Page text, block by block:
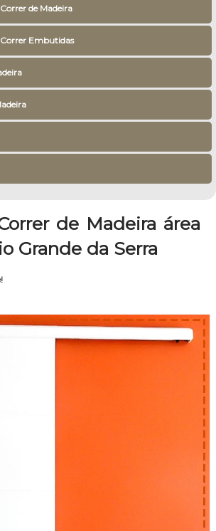
de Madeira
Embutidas
de Madeira área
Grande da Serra